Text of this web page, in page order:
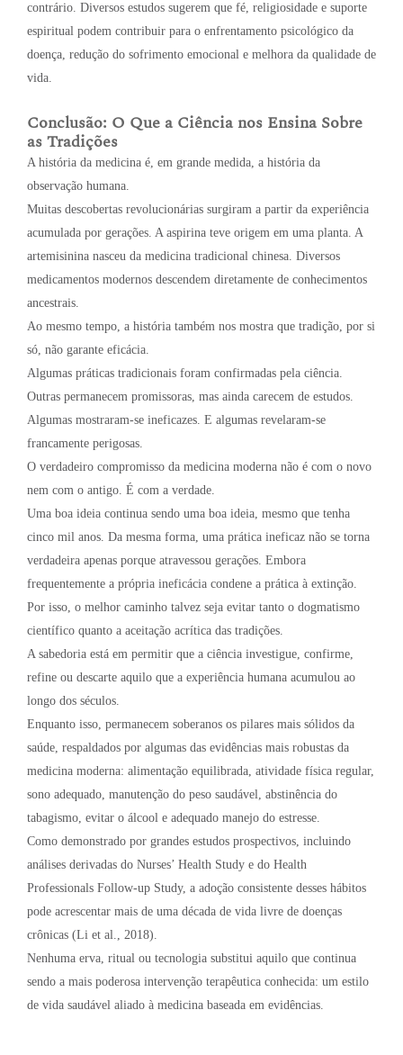
contrário. Diversos estudos sugerem que fé, religiosidade e suporte
espiritual podem contribuir para o enfrentamento psicológico da
doença, redução do sofrimento emocional e melhora da qualidade de
vida.
Conclusão: O Que a Ciência nos Ensina Sobre
as Tradições
A história da medicina é, em grande medida, a história da
observação humana.
Muitas descobertas revolucionárias surgiram a partir da experiência
acumulada por gerações. A aspirina teve origem em uma planta. A
artemisinina nasceu da medicina tradicional chinesa. Diversos
medicamentos modernos descendem diretamente de conhecimentos
ancestrais.
Ao mesmo tempo, a história também nos mostra que tradição, por si
só, não garante eficácia.
Algumas práticas tradicionais foram confirmadas pela ciência.
Outras permanecem promissoras, mas ainda carecem de estudos.
Algumas mostraram-se ineficazes. E algumas revelaram-se
francamente perigosas.
O verdadeiro compromisso da medicina moderna não é com o novo
nem com o antigo. É com a verdade.
Uma boa ideia continua sendo uma boa ideia, mesmo que tenha
cinco mil anos. Da mesma forma, uma prática ineficaz não se torna
verdadeira apenas porque atravessou gerações. Embora
frequentemente a própria ineficácia condene a prática à extinção.
Por isso, o melhor caminho talvez seja evitar tanto o dogmatismo
científico quanto a aceitação acrítica das tradições.
A sabedoria está em permitir que a ciência investigue, confirme,
refine ou descarte aquilo que a experiência humana acumulou ao
longo dos séculos.
Enquanto isso, permanecem soberanos os pilares mais sólidos da
saúde, respaldados por algumas das evidências mais robustas da
medicina moderna: alimentação equilibrada, atividade física regular,
sono adequado, manutenção do peso saudável, abstinência do
tabagismo, evitar o álcool e adequado manejo do estresse.
Como demonstrado por grandes estudos prospectivos, incluindo
análises derivadas do Nurses’ Health Study e do Health
Professionals Follow-up Study, a adoção consistente desses hábitos
pode acrescentar mais de uma década de vida livre de doenças
crônicas (Li et al., 2018).
Nenhuma erva, ritual ou tecnologia substitui aquilo que continua
sendo a mais poderosa intervenção terapêutica conhecida: um estilo
de vida saudável aliado à medicina baseada em evidências.